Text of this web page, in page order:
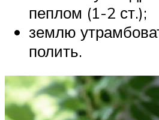
пеплом (1-2 ст.);
землю
полить.